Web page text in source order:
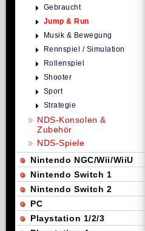
Gebraucht
Jump & Run
Musik & Bewegung
Rennspiel / Simulation
Rollenspiel
Shooter
Sport
Strategie
NDS-Konsolen &
Zubehör
NDS-Spiele
Nintendo NGC/Wii/WiiU
Nintendo Switch 1
Nintendo Switch 2
PC
Playstation 1/2/3